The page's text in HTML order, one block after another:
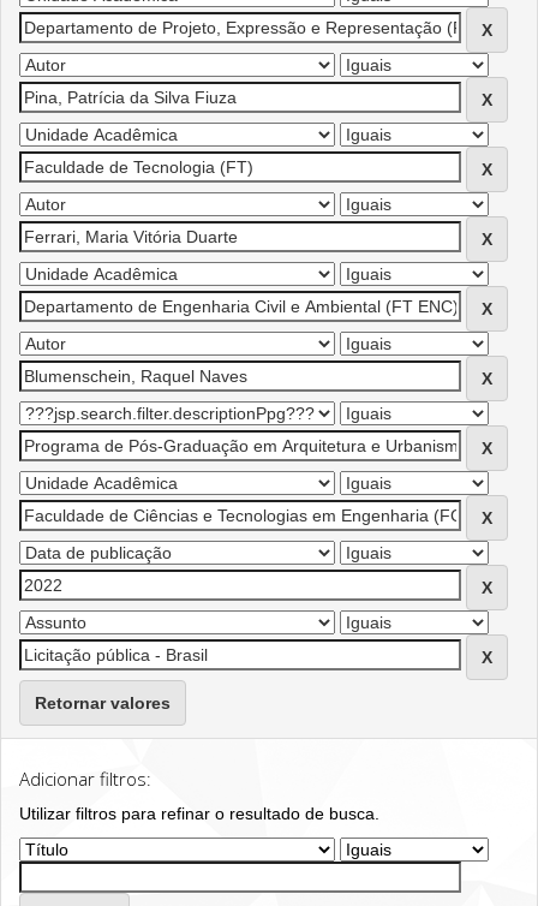
Retornar valores
Adicionar filtros:
Utilizar filtros para refinar o resultado de busca.